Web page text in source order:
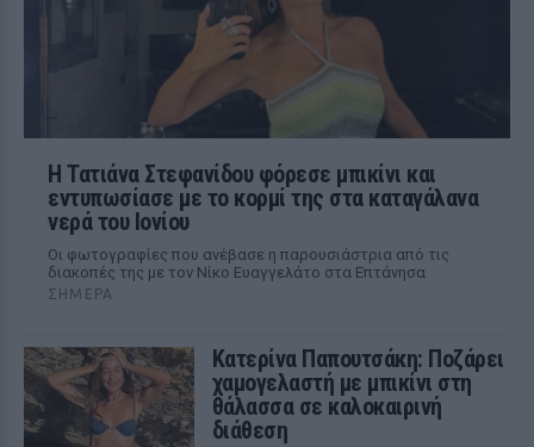
Η Τατιάνα Στεφανίδου φόρεσε μπικίνι και
εντυπωσίασε με το κορμί της στα καταγάλανα
νερά του Ιονίου
Οι φωτογραφίες που ανέβασε η παρουσιάστρια από τις
διακοπές της με τον Νίκο Ευαγγελάτο στα Επτάνησα
ΣΉΜΕΡΑ
Κατερίνα Παπουτσάκη: Ποζάρει
χαμογελαστή με μπικίνι στη
θάλασσα σε καλοκαιρινή
διάθεση